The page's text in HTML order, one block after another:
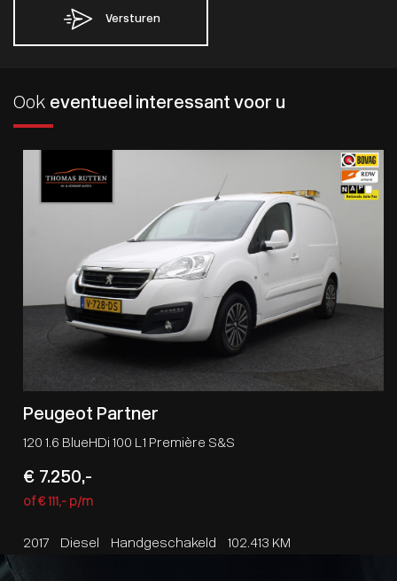
Versturen
Ook eventueel interessant voor u
Peugeot Partner
120 1.6 BlueHDi 100 L1 Première S&S
€ 7.250,-
of € 111,- p/m
2017 Diesel Handgeschakeld 102.413 KM